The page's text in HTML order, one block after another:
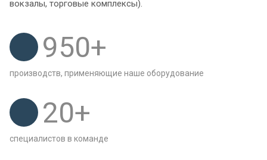
вокзалы, торговые комплексы).
950+
производств, применяющие наше оборудование
20+
специалистов в команде